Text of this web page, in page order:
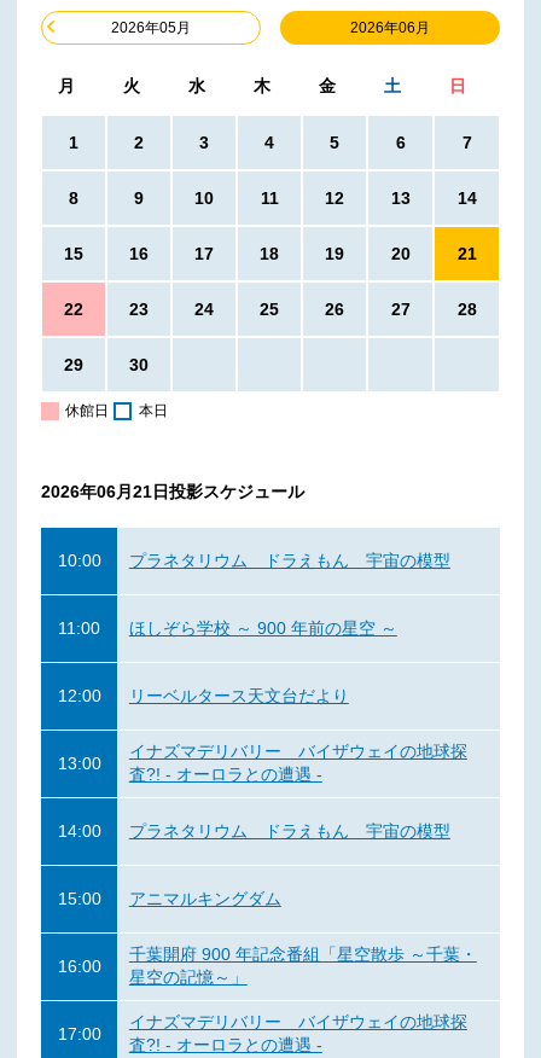
2026年05月 2026年06月
月 火 水 木 金 土 日
1 2 3 4 5 6 7
8 9 10 11 12 13 14
15 16 17 18 19 20 21
22 23 24 25 26 27 28
29 30
休館日 本日
2026年06月21日投影スケジュール
10:00 プラネタリウム ドラえもん 宇宙の模型
11:00 ほしぞら学校 ～ 900 年前の星空 ～
12:00 リーベルタース天文台だより
13:00
イナズマデリバリー バイザウェイの地球探
査?! - オーロラとの遭遇 -
14:00 プラネタリウム ドラえもん 宇宙の模型
15:00 アニマルキングダム
16:00
千葉開府 900 年記念番組「星空散歩 ～千葉・
星空の記憶～」
17:00
イナズマデリバリー バイザウェイの地球探
査?! - オーロラとの遭遇 -